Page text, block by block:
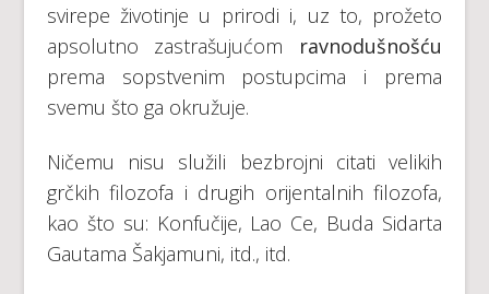
svirepe životinje u prirodi i, uz to, prožeto
apsolutno zastrašujućom ravnodušnošću
prema sopstvenim postupcima i prema
svemu što ga okružuje.
Ničemu nisu služili bezbrojni citati velikih
grčkih filozofa i drugih orijentalnih filozofa,
kao što su: Konfučije, Lao Ce, Buda Sidarta
Gautama Šakjamuni, itd., itd.